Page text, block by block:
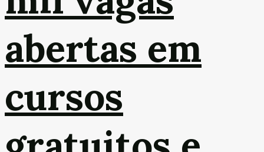
abertas em
cursos